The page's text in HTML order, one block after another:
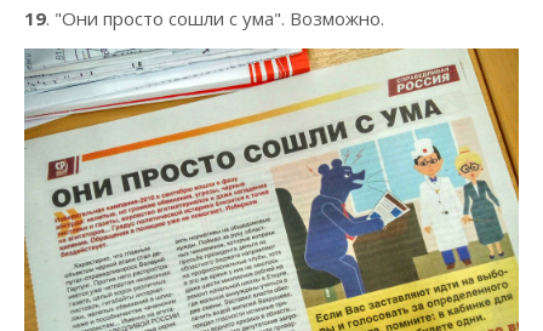
19. "Они просто сошли с ума". Возможно.